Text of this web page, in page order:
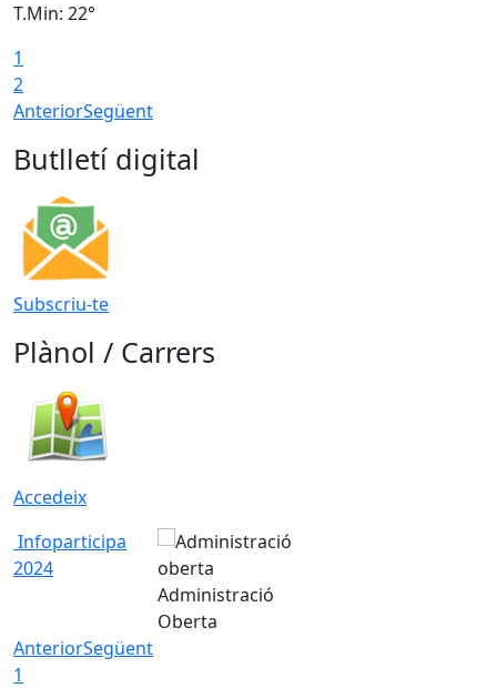
T.Min: 22°
1
2
AnteriorSegüent
Butlletí digital
Subscriu-te
Plànol / Carrers
Accedeix
Infoparticipa
2024
Administració
Oberta
AnteriorSegüent
1